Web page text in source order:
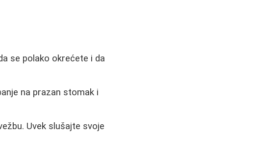
se polako okrećete i da
na prazan stomak i
Uvek slušajte svoje